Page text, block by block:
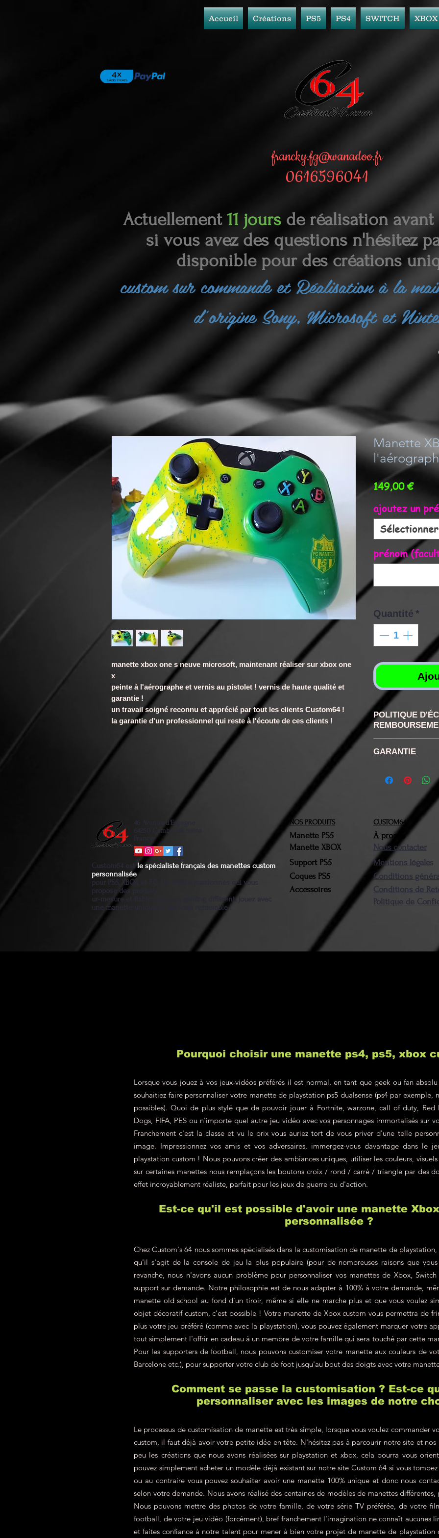
Accueil Créations PS5 PS4 SWITCH
francky.fg@wanadoo.fr
0616596041
Actuellement 11 joursde réalisation avant
si vous avez des questions n'hésitez
disponible pour des créations
custom sur commande etRéalisation à la
d'origine Sony, Microsoft et
manette xbox one s neuve microsoft, maintenant réaliser sur xbox one
x
peinte à l'aérographe et vernis au pistolet ! vernis de haute qualité et
garantie !
un travail soigné reconnu et apprécié par tout les clients Custom64 !
la garantie d'un professionnel qui reste à l'écoute de ces clients !
Manette
149,00 €Prix
ajoutez un
Sélectionner
prénom
Quantité *
POLITIQUE
disposez
de rétractation
la réception
retour ne sera
n'aurons pas
Vous devrez
produit(s)
brefs délais.
devront être
d'origine. Une
possession, la
au montant du
retourné(s)
frais de port et
resteront à la
GARANTIE
46 Avenue d'Espagne
64250 Cambo les bains
Custom64 estle spécialiste français des manettes custom
personnalisée
pour PS5, XBOX et PC. Un artiste passionnés qui vous
propose des produits
ur-mesure et fiables pour un gaming différent. jouez avec
une manette unique et qui vous ressemble !
NOS PRODUITS
Manette PS5
Manette XBOX
Support PS5
Coques PS5
Accessoires
CUSTOM64
À propos
Nous contacter
Mentions légales
Conditions
Conditions de
Politique de
Pourquoi choisir une manette ps4, ps5, xbox
Lorsque vous jouez à vos jeux-vidéos préférés il est normal, en tant que geek ou fan
souhaitiez faire personnaliser votre manette de playstation ps5 dualsense (ps4 par exemple,
possibles). Quoi de plus stylé que de pouvoir jouer à Fortnite, warzone, call of duty, Red
Dogs, FIFA, PES ou n'importe quel autre jeu vidéo avec vos personnages immortalisés sur
Franchement c'est la classe et vu le prix vous auriez tort de vous priver d'une telle
image. Impressionnez vos amis et vos adversaires, immergez-vous davantage dans le
playstation custom ! Nous pouvons créer des ambiances uniques, utiliser les couleurs,
sur certaines manettes nous remplaçons les boutons croix / rond / carré / triangle par des
effet incroyablement réaliste, parfait pour les jeux de guerre ou d'action.
Est-ce qu'il est possible d'avoir une manette
personnalisée ?
Chez Custom's 64 nous sommes spécialisés dans la customisation de manette de
qu'il s'agit de la console de jeu la plus populaire (pour de nombreuses raisons que vous
revanche, nous n'avons aucun problème pour personnaliser vos manettes de Xbox,
support sur demande. Notre philosophie est de nous adapter à 100% à votre demande,
manette old school au fond d'un tiroir, même si elle ne marche plus et que vous voulez
objet décoratif custom, c'est possible ! Votre manette de Xbox custom vous permettra de
plus votre jeu préféré (comme avec la playstation), vous pouvez également marquer votre
tout simplement l'offrir en cadeau à un membre de votre famille qui sera touché par cette
Pour les supporters de football, nous pouvons customiser votre manette aux couleurs de
Barcelone etc.), pour supporter votre club de foot jusqu'au bout des doigts avec votre
Comment se passe la customisation ? Est-ce
personnaliser avec les images de notre
Le processus de customisation de manette est très simple, lorsque vous voulez commander
custom, il faut déjà avoir votre petite idée en tête. N'hésitez pas à parcourir notre site et
peu les créations que nous avons réalisées sur playstation et xbox, cela pourra vous
pouvez simplement acheter un modèle déjà existant sur notre site Custom 64 si vous
ou au contraire vous pouvez souhaiter avoir une manette 100% unique et donc nous
selon votre demande. Nous avons réalisé des centaines de modèles de manettes
Nous pouvons mettre des photos de votre famille, de votre série TV préférée, de votre
football, de votre jeu vidéo (forcément), bref franchement l'imagination ne connaît aucunes
et faites confiance à notre talent pour mener à bien votre projet de manette de playstation